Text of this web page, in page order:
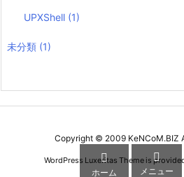
UPXShell (1)
未分類 (1)
Copyright © 2009 KeNCoM.BIZ
WordPress Luxeritas Theme is

ホーム

メニュー